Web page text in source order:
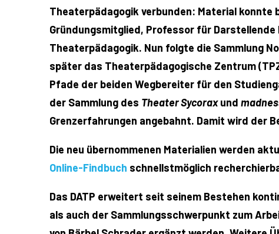
Theaterpädagogik verbunden: Material konnte
Gründungsmitglied, Professor für
Theaterpädagogik. Nun folgte die Sammlung
später das Theaterpädagogische Zentrum
Pfade der beiden Wegbereiter für den
der Sammlung des Theater Sycoraxund
Grenzerfahrungen angebahnt. Damit wird der
Die neu übernommenen Materialien werden
Online-Findbuch schnellstmöglich
Das DATP erweitert seit seinem Bestehen
als auch der Sammlungsschwerpunkt zum